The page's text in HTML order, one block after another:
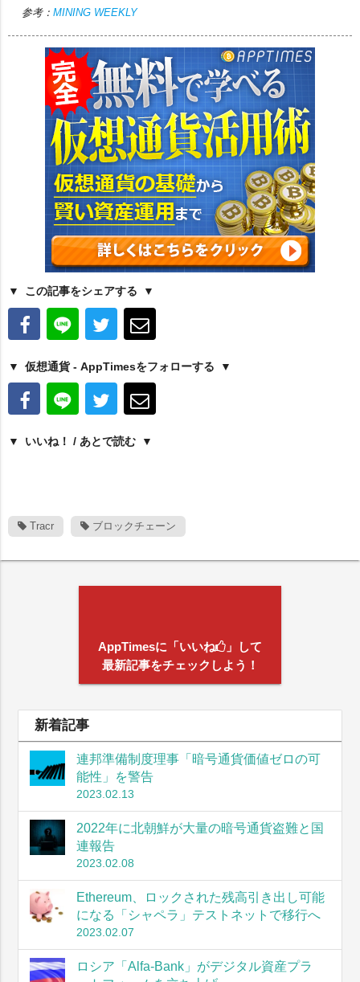
参考： MINING WEEKLY
この記事をシェアする
仮想通貨 - AppTimesをフォローする
いいね！ / あとで読む
Tracr ブロックチェーン
AppTimesに「いいね
」して
最新記事をチェックしよう！
新着記事
連邦準備制度理事「暗号通貨価値ゼロの可
能性」を警告
2023.02.13
2022年に北朝鮮が大量の暗号通貨盗難と国
連報告
2023.02.08
Ethereum、ロックされた残高引き出し可能
になる「シャペラ」テストネットで移行へ
2023.02.07
ロシア「Alfa-Bank」がデジタル資産プラ